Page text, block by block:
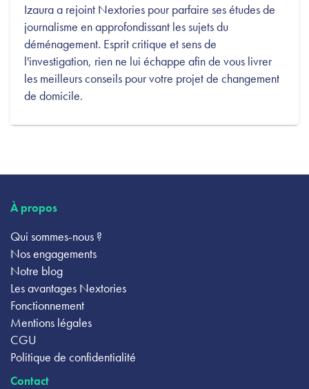
Izaura a rejoint Nextories pour parfaire ses études de
journalisme en approfondissant les sujets du
déménagement. Esprit critique et sens de
l'investigation, rien ne lui échappe afin de vous livrer
les meilleurs conseils pour votre projet de changement
de domicile.
À propos
Qui sommes-nous ?
Nos engagements
Notre blog
Les avantages Nextories
Fonctionnement
Mentions légales
CGU
Politique de confidentialité
Contact